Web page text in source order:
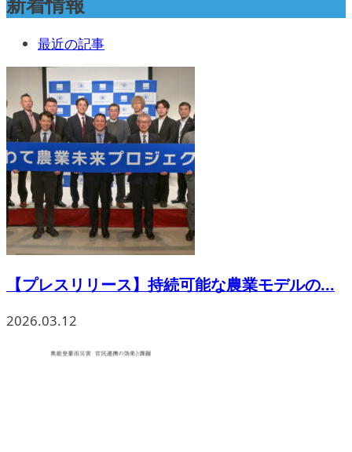
最近の記事
【プレスリリース】持続可能な農業モデルの...
2026.03.12